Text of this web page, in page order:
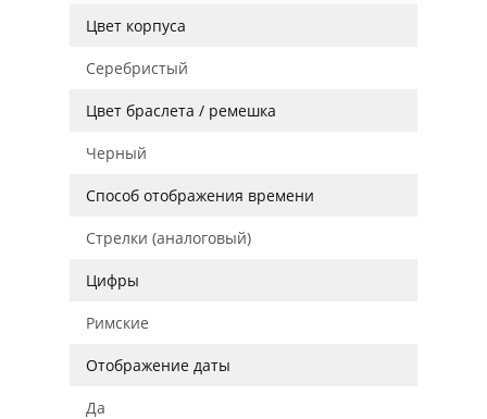
Цвет корпуса
Серебристый
Цвет браслета / ремешка
Черный
Способ отображения времени
Стрелки (аналоговый)
Цифры
Римские
Отображение даты
Да